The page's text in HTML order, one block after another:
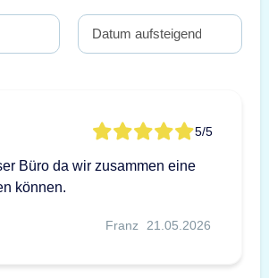
5/5
Büro da wir zusammen eine
können.
Franz 21.05.2026